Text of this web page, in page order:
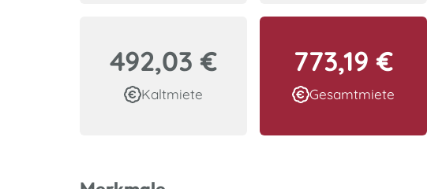
492,03 €
Kaltmiete
773,19 €
Gesamtmiete